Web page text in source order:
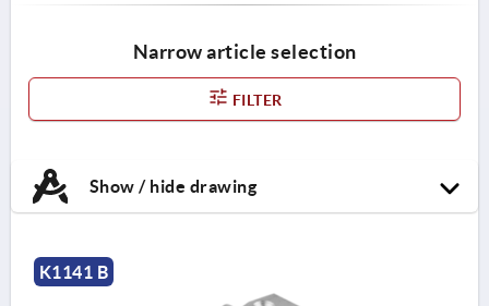
Narrow article selection
FILTER
Show / hide drawing
K1141 B